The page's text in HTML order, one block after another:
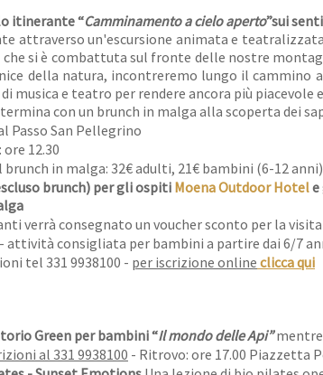
itinerante “Camminamento a cielo aperto”sui
attraverso un'escursione animata e
si è combattuta sul fronte delle nostre
della natura, incontreremo lungo il
musica e teatro per rendere ancora più piacevole
con un brunch in malga alla scoperta dei
Passo San Pellegrino
12.30
in malga: 32€ adulti, 21€ bambini (6-12
brunch) per gli ospiti Moena Outdoor Hotel
verrà consegnato un voucher sconto per la
attività consigliata per bambini a partire dai 6/7
tel 331 9938100 - per iscrizione online clicca qui
Green per bambini “Il mondo delle Api”
al 331 9938100 - Ritrovo: ore 17.00 Piazzetta